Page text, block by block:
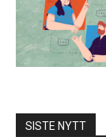
SISTE NYTT